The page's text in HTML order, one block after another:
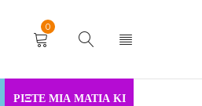
0
ΡΙΞΤΕ ΜΙΑ ΜΑΤΙΑ ΚΙ